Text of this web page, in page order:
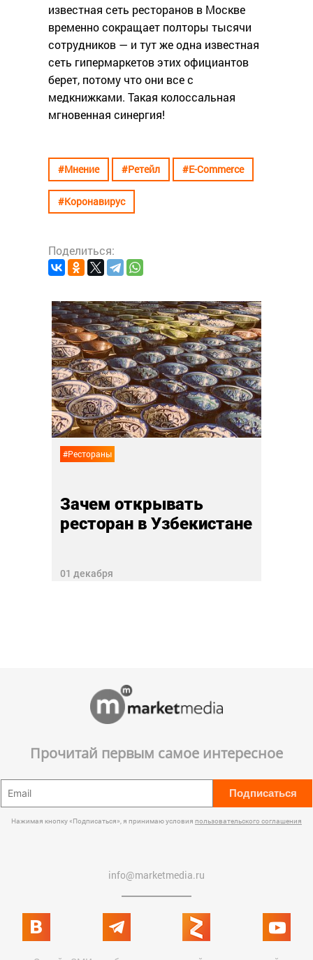
известная сеть ресторанов в Москве
временно сокращает полторы тысячи
сотрудников — и тут же одна известная
сеть гипермаркетов этих официантов
берет, потому что они все с
медкнижками. Такая колоссальная
мгновенная синергия!
#Мнение #Ретейл #E-Commerce
#Коронавирус
Поделиться:
#Рестораны
Зачем открывать
ресторан в Узбекистане
01 декабря
Прочитай первым самое интересное
Подписаться
Нажимая кнопку «Подписаться», я принимаю условия пользовательского соглашения
info@marketmedia.ru